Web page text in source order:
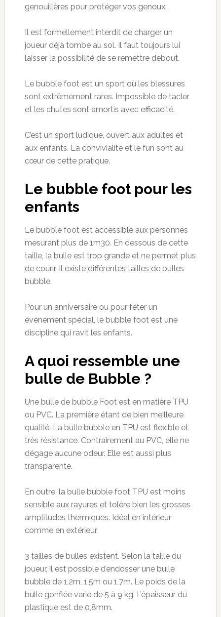
genouillères pour protéger vos genoux.
Il est formellement interdit de charger un
joueur déjà tombé au sol. Il faut toujours lui
laisser la possibilité de se remettre debout.
Le bubblefoot est un sport où les blessures
sont extrêmement rares. Impossible de tacler
et les chutes sont amortis avec efficacité.
C’est un sport ludique, ouvert aux adultes et
aux enfants. La convivialité et le fun sont au
cœur de cette pratique.
Le bubble foot pour les
enfants
Le bubblefoot est accessible aux personnes
mesurant plus de 1m30. En dessous de cette
taille, la bulle est trop grande et ne permet plus
de courir. Il existe différentes tailles de bulles
bubble.
Pour un anniversaire ou pour fêter un
événement spécial, le bubblefoot est une
discipline qui ravit les enfants.
A quoi ressemble une
bulle de Bubble ?
Une bulle de bubbleFoot est en matière TPU
ou PVC. La première étant de bien meilleure
qualité. La bulle bubbleen TPU est flexible et
très résistance. Contrairement au PVC, elle ne
dégage aucune odeur. Elle est aussi plus
transparente.
En outre, la bulle bubblefoot TPU est moins
sensible aux rayures et tolère bien les grosses
amplitudes thermiques. Idéal en intérieur
comme en extérieur.
3 tailles de bulles existent. Selon la taille du
joueur, il est possible d’endosser une bulle
bubblede 1,2m, 1,5m ou 1,7m. Le poids de la
bulle gonflée varie de 5 à 9 kg. L’épaisseur du
plastique est de 0,8mm.